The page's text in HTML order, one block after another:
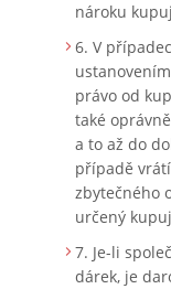
nároku
V
právo od
také
a to až do
případě
zbytečného
určený
Je-li
dárek, je